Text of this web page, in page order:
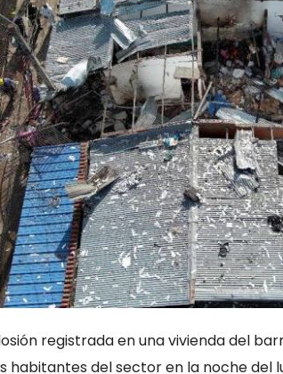
registrada en una vivienda del
habitantes del sector en la noche del